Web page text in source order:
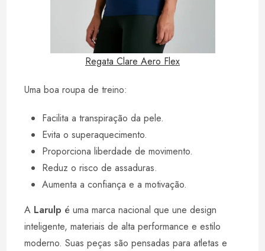
Regata Clare Aero Flex
Uma boa roupa de treino:
Facilita a transpiração da pele.
Evita o superaquecimento.
Proporciona liberdade de movimento.
Reduz o risco de assaduras.
Aumenta a confiança e a motivação.
A Larulp é uma marca nacional que une design
inteligente, materiais de alta performance e estilo
moderno. Suas peças são pensadas para atletas e